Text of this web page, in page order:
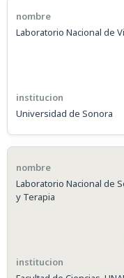
Laboratorio Nacional de
Universidad de Sonora
Laboratorio Nacional de
y Terapia